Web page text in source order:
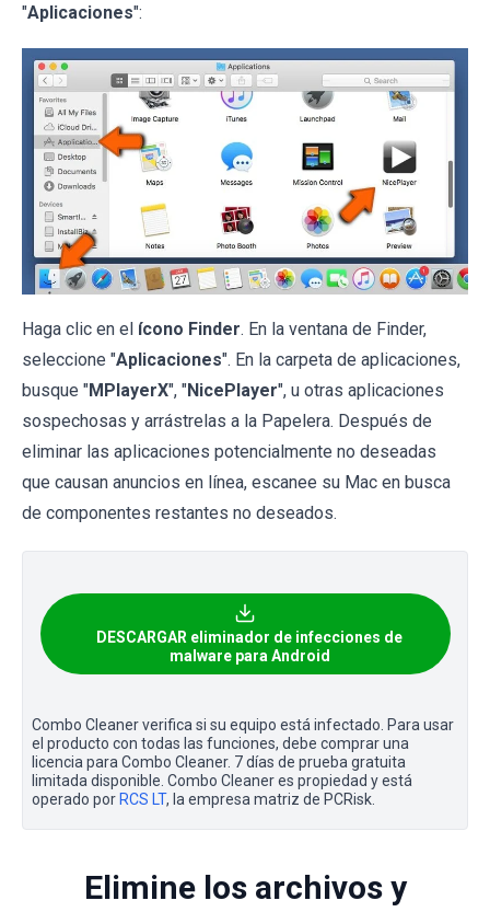
"Aplicaciones":
Haga clic en el ícono Finder. En la ventana de Finder,
seleccione "Aplicaciones". En la carpeta de aplicaciones,
busque "MPlayerX", "NicePlayer", u otras aplicaciones
sospechosas y arrástrelas a la Papelera. Después de
eliminar las aplicaciones potencialmente no deseadas
que causan anuncios en línea, escanee su Mac en busca
de componentes restantes no deseados.
DESCARGAR eliminador de infecciones de
malware para Android
Combo Cleaner verifica si su equipo está infectado. Para usar
el producto con todas las funciones, debe comprar una
licencia para Combo Cleaner. 7 días de prueba gratuita
limitada disponible. Combo Cleaner es propiedad y está
operado por RCS LT, la empresa matriz de PCRisk.
Elimine los archivos y